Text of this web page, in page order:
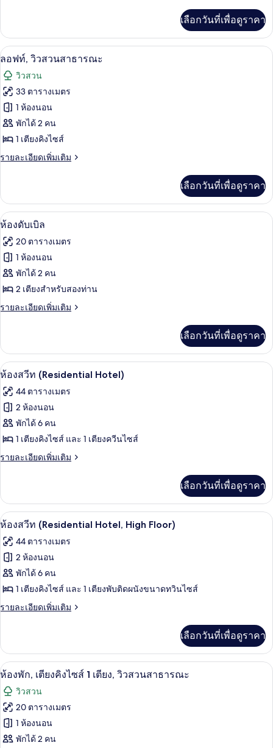
ส์
(2
and
3)
เกี่ยว
กับ
เพ
เฮา
ส์
(2
and
3)
เลือกวันที่เพื่อดูราคา
เปิด
ภาพถ่าย
ทั้งหมด
ของ
ลอฟท์,
วิว
สวน
ผ้าปูที่นอนฝ้ายอียิปต์, เครื่องนอนระดับ
5
ลอฟท์, วิวสวนสาธารณะ
วิวสวน
33 ตารางเมตร
1 ห้องนอน
พักได้ 2 คน
1 เตียงคิงไซส์
รายละเอียดเพิ่มเติม
ราย
เกี่ยว
กับ
ลอฟท์,
สวน
สาธารณะ
เลือกวันที่เพื่อดูราคา
เปิด
ภาพถ่าย
ทั้งหมด
ของ
ห้อง
ดับเบิล
ห้องดับเบิล | ผ้าปูที่นอนฝ้ายอียิปต์, เครื่
4
ห้องดับเบิล
20 ตารางเมตร
1 ห้องนอน
พักได้ 2 คน
2 เตียงสำหรับสองท่าน
รายละเอียดเพิ่มเติม
ราย
เกี่ยว
กับ
ห้อง
เลือกวันที่เพื่อดูราคา
เปิด
ภาพถ่าย
ทั้งหมด
ของ
ห้อง
สวีท
ผ้าปูที่นอนฝ้ายอียิปต์, เครื่องนอนระดับ
4
ห้องสวีท (Residential Hotel)
44 ตารางเมตร
2 ห้องนอน
พักได้ 6 คน
1 เตียงคิงไซส์ และ 1 เตียงควีนไซส์
รายละเอียดเพิ่มเติม
ราย
เกี่ยว
กับ
ห้อง
ท
(Residential
เลือกวันที่เพื่อดูราคา
เปิด
ภาพถ่าย
ทั้งหมด
ของ
ห้อง
สวีท
High
Floor)
ผ้าปูที่นอนฝ้ายอียิปต์, เครื่องนอนระดับ
4
ห้องสวีท (Residential Hotel, High Floor)
44 ตารางเมตร
2 ห้องนอน
พักได้ 6 คน
1 เตียงคิงไซส์ และ 1 เตียงพับติดผนังขนาดทวินไซส์
รายละเอียดเพิ่มเติม
ราย
เกี่ยว
กับ
ห้อง
ท
(Residential
Hotel,
High
Floor)
เลือกวันที่เพื่อดูราคา
เปิด
ภาพถ่าย
ทั้งหมด
ของ
ห้อง
ห้องพัก, เตียงคิงไซส์ 1 เตียง, วิวสวน
4
ห้องพัก, เตียงคิงไซส์ 1 เตียง, วิวสวนสาธารณะ
วิวสวน
20 ตารางเมตร
1 ห้องนอน
พักได้ 2 คน